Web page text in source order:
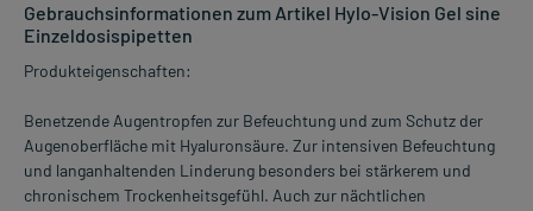
Gebrauchsinformationen zum Artikel Hylo-Vision Gel sine
Einzeldosispipetten
Produkteigenschaften:
Benetzende Augentropfen zur Befeuchtung und zum Schutz der
Augenoberfläche mit Hyaluronsäure. Zur intensiven Befeuchtung
und langanhaltenden Linderung besonders bei stärkerem und
chronischem Trockenheitsgefühl. Auch zur nächtlichen